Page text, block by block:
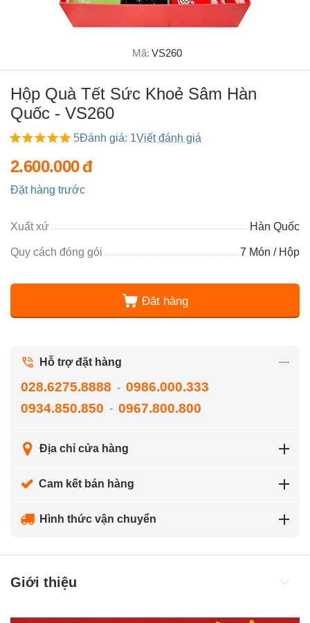
Mã: VS260
Hộp Quà Tết Sức Khoẻ Sâm Hàn
Quốc - VS260
5Đánh giá: 1Viết đánh giá
2.600.000đ
Đặt hàng trước
Xuất xứ Hàn Quốc
Quy cách đóng gói 7 Món / Hộp
Đặt hàng
Hỗ trợ đặt hàng
028.6275.8888 - 0986.000.333
0934.850.850 - 0967.800.800
Địa chỉ cửa hàng
Cam kết bán hàng
Hình thức vận chuyển
Giới thiệu